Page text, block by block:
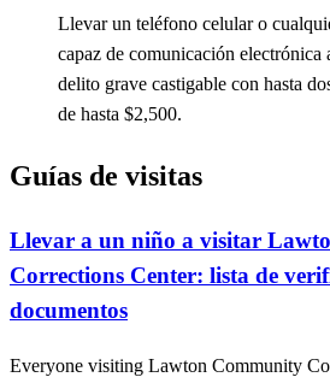
Llevar un teléfono celular o
capaz de comunicación electrónica
delito grave castigable con hasta
de hasta $2,500.
Guías de visitas
Llevar a un niño a visitar
Corrections Center: lista de
documentos
Everyone visiting Lawton Community